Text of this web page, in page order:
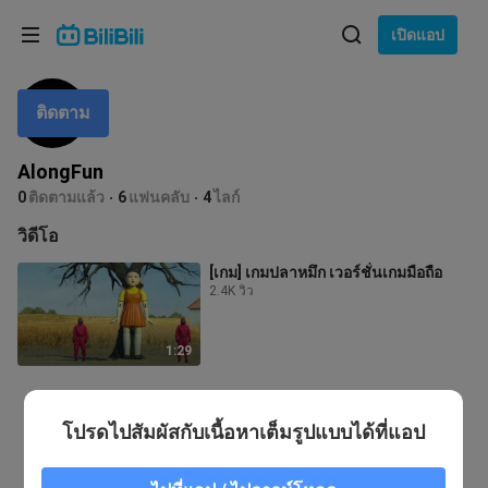
เปิดแอป
AlongFun
0ติดตามแล้ว 6แฟนคลับ 4ไลก์
ติดตาม
วิดีโอ
1:29
[เกม] เกมปลาหมึก เวอร์ชั่นเกมมือถือ
2.4K วิว
ภาษา: ภาษาไทย
ข้าสู่
ะบบ
เลือกภาษา
English
ภาษาไทย
Tiếng Việt
Bahasa Melayu
โปรดไปสัมผัสกับเนื้อหาเต็มรูปแบบได้ที่แอป